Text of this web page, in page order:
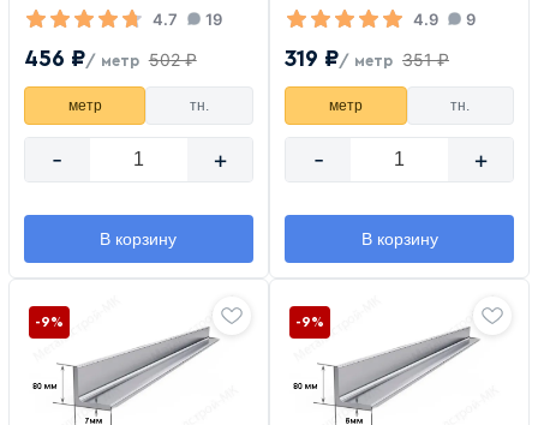
4.7 19
456 ₽/ метр 502 ₽
метр тн.
- +
В корзину
4.9 9
319 ₽/ метр 351 ₽
метр тн.
- +
В корзину
-9% -9%